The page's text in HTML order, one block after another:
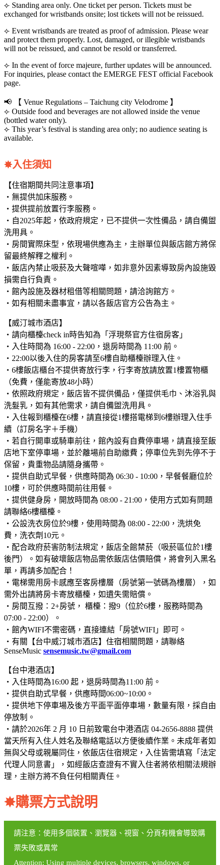
⟣ Standing area only. One ticket per person. Tickets must be
exchanged for wristbands onsite; lost tickets will not be reissued.
⟣ Event wristbands are treated as proof of admission. Please wear
and protect them properly. Lost, damaged, or illegible wristbands
will not be reissued, and cannot be resold or transferred.
⟣ In the event of force majeure, further updates will be announced.
For inquiries, please contact the EMERGE FEST official Facebook
page.
📢 【 Venue Regulations – Taichung city Velodrome 】
⟣ Outside food and beverages are not allowed inside the venue
(bottled water only).
⟣ This year’s festival is standing area only; no audience seating is
available.
✸入住須知
【住宿期間共同注意事項】
・無提供加床服務。
・提供提前放置行李服務。
・自2025年起，依政府規定，已不提供一次性備品，請自備盥
洗用具。
・房間實際床型，依現場供應為主，主辦單位與飯店館方將保
留最終解釋之權利。
・飯店內禁止吸菸及大聲喧嘩，如非意外因素導致房內設施毀
損需自行負責。
・館內設施及器材租借等相關問題，請洽詢館方。
・如有相關未盡事宜，請以各飯店官方公告為主。
【威汀城市酒店】
・請向櫃檯check in時告知為「浮現祭官方住宿房客」
・入住時間為 16:00 - 22:00，退房時間為 11:00 前。
・22:00以後入住的房客請至6樓自助櫃檯辦理入住。
・6樓飯店櫃台不提供寄放行李，行李寄放請放置1樓置物櫃
（免費，僅能寄放48小時）
・依照政府規定，飯店皆不提供備品，僅提供毛巾、沐浴乳與
洗髮乳，如有其他需求，請自備盥洗用具。
・入住報到櫃檯在6樓，請直接從1樓搭電梯到6樓辦理入住手
續（訂房名字＋手機）
・若自行開車或騎車前往，館內設有自費停車場，請直接至飯
店地下室停車場，並於離場前自助繳費；停車位先到先停不于
保留，貴重物品請隨身攜帶。
・提供自助式早餐，供應時間為 06:30 - 10:00，早餐餐廳位於
10樓，可於供應時間前往用餐。
・提供健身房，開放時間為 08:00 - 21:00，使用方式如有問題
請聯絡6樓櫃檯。
・公設洗衣房位於9樓，使用時間為 08:00 - 22:00，洗烘免
費，洗衣劑10元。
・配合政府菸害防制法規定，飯店全館禁菸（吸菸區位於1樓
後門）。如有破壞飯店物品需依飯店估價賠償，將會列入黑名
單，再請多加配合！
・電梯需用房卡感應至客房樓層（房號第一號碼為樓層），如
需外出請將房卡寄放櫃檯，如遺失需賠償。
・房間互撥：2+房號， 櫃檯：撥9（位於6樓，服務時間為
07:00 - 22:00）。
・館內WIFI不需密碼，直接連結「房號WIFI」即可。
・有關【台中威汀城市酒店】住宿相關問題，請聯絡
SenseMusic sensemusic.tw@gmail.com
【台中港酒店】
・入住時間為16:00 起，退房時間為11:00 前。
・提供自助式早餐，供應時間06:00~10:00。
・提供地下停車場及後方平面平面停車場，數量有限，採自由
停放制。
・請於2026年 2 月 10 日前致電台中港酒店 04-2656-8888 提供
當天所有入住人姓名及聯絡電話以方便後續作業。未成年者如
無與父母或親屬同住，依飯店住宿規定，入住皆需填寫「法定
代理人同意書」，如經飯店查證有不實入住者將依相關法規辦
理，主辦方將不負任何相關責任。
✸購票方式說明
請注意：使用多個裝置、瀏覽器、視窗、分頁有機會導致購
票失敗或異常
Attention: Using multiple devices, browsers, windows, or